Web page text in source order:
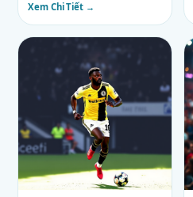
Xem Chi Tiết →